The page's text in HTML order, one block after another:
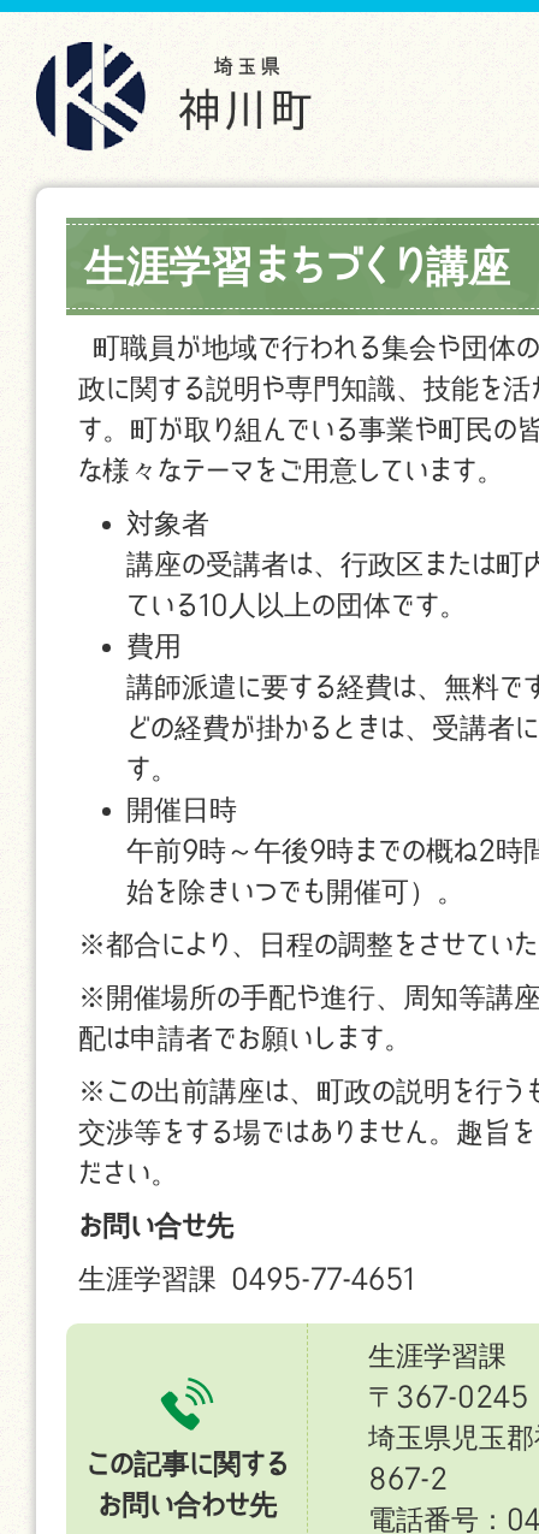
生涯学習まちづくり講座
町職員が地域で行われる集会や団体
政に関する説明や専門知識、技能を活
す。町が取り組んでいる事業や町民の
な様々なテーマをご用意しています。
対象者
講座の受講者は、行政区または町
ている10人以上の団体です。
費用
講師派遣に要する経費は、無料で
どの経費が掛かるときは、受講者
す。
開催日時
午前9時～午後9時までの概ね2時
始を除きいつでも開催可）。
※都合により、日程の調整をさせてい
※開催場所の手配や進行、周知等講
配は申請者でお願いします。
※この出前講座は、町政の説明を行う
交渉等をする場ではありません。趣旨
ださい。
お問い合せ先
生涯学習課 0495-77-4651
この記事に関する
お問い合わせ先
生涯学習課
〒367-0245
埼玉県児玉
867-2
電話番号：